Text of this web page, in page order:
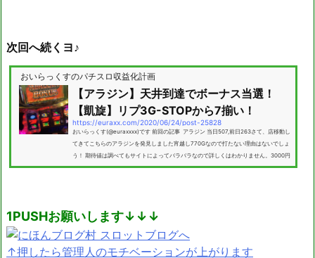
次回へ続くヨ♪
おいらっくすのパチスロ収益化計画
【アラジン】天井到達でボーナス当選！
【凱旋】リプ3G-STOPから7揃い！
https://euraxx.com/2020/06/24/post-25828
おいらっくす(@euraxxxx)です 前回の記事 アラジン 当日507,前日263さて、店移動し
てきてこちらのアラジンを発見しました宵越し770Gなので打たない理由はないでしょ
う！ 期待値は調べてもサイトによってバラバラなので詳しくはわかりません。3000円
近くはあるかもしれません どうでも良いんですが、昔の機種って解析サイトによって
1PUSHお願いします↓↓↓
↑押したら管理人のモチベーションが上がります